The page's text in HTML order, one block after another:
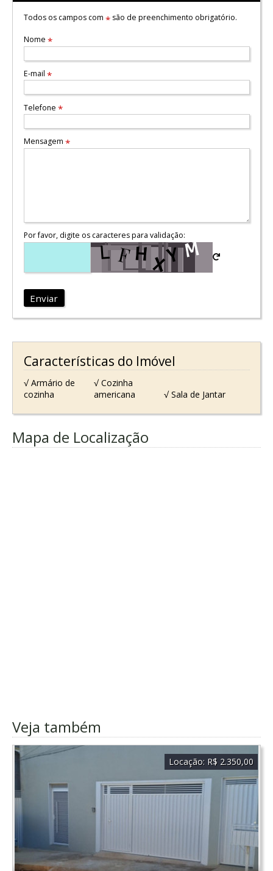
Todos os campos com *são de preenchimento obrigatório.
Nome *
E-mail *
Telefone *
Mensagem *
Por favor, digite os caracteres para validação:
Enviar
Características do Imóvel
√ Armário de
cozinha
√ Cozinha
americana
√ Sala de Jantar
Mapa de Localização
Veja também
Locação: R$ 2.350,00